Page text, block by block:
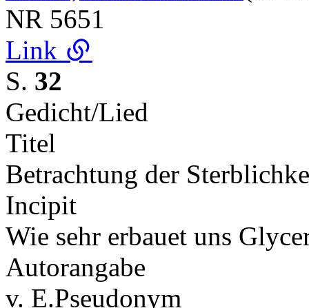
NR 5651
Link
S. 32
Gedicht/Lied
Titel
Betrachtung der
Incipit
Wie sehr erbauet uns
Autorangabe
v. E.Pseudonym